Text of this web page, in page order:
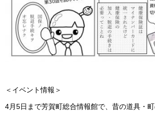
＜イベント情報＞
4月5日まで芳賀町総合情報館で、昔の道具・